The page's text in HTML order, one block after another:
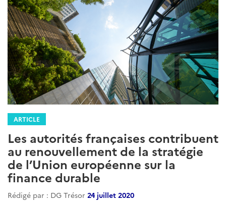
ARTICLE
Les autorités françaises contribuent
au renouvellement de la stratégie
de l’Union européenne sur la
finance durable
Rédigé par : DG Trésor 24 juillet 2020